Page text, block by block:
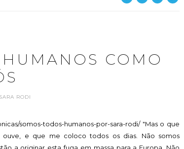
COMO
RODI
somos-todos-humanos-por-sara-rodi/ "Mas o que
e que me coloco todos os dias. Não somos